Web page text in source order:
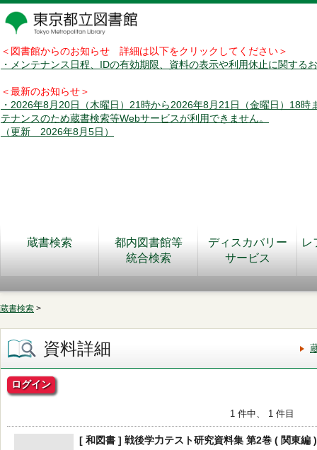
＜図書館からのお知らせ 詳細は以下をクリックしてください＞
・メンテナンス日程、IDの有効期限、資料の表示や利用休止に関する
＜最新のお知らせ＞
・2026年8月20日（木曜日）21時から2026年8月21日（金曜日）18時
テナンスのため蔵書検索等Webサービスが利用できません。
（更新 2026年8月5日）
蔵書検索
都内図書館等
統合検索
ディスカバリー
サービス
レ
蔵書検索 >
資料詳細
ログイン
1 件中、 1 件目
[ 和図書 ] 戦後学力テスト研究資料集 第2巻 ( 関東編 )